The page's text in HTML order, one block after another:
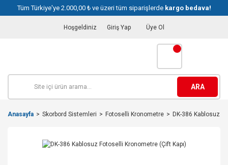
Tüm Türkiye'ye 2.000,00 ₺ ve üzeri tüm siparişlerde kargo bedava!
Hoşgeldiniz Giriş Yap Üye Ol
ARA
Anasayfa Skorbord Sistemleri Fotoselli Kronometre DK-386 Kablosuz